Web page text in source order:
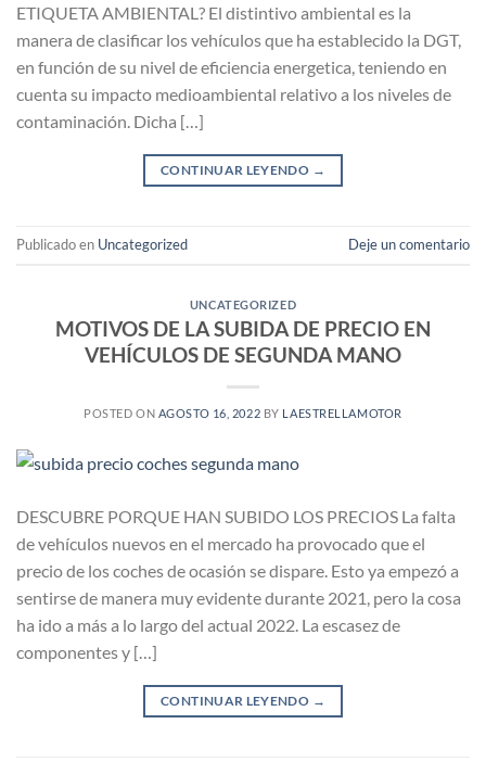
ETIQUETA AMBIENTAL? El distintivo ambiental es la
manera de clasificar los vehículos que ha establecido la DGT,
en función de su nivel de eficiencia energetica, teniendo en
cuenta su impacto medioambiental relativo a los niveles de
contaminación. Dicha […]
CONTINUAR LEYENDO →
Publicado en Uncategorized Deje un comentario
UNCATEGORIZED
MOTIVOS DE LA SUBIDA DE PRECIO EN
VEHÍCULOS DE SEGUNDA MANO
POSTED ON AGOSTO 16, 2022 BY LAESTRELLAMOTOR
DESCUBRE PORQUE HAN SUBIDO LOS PRECIOS La falta
de vehículos nuevos en el mercado ha provocado que el
precio de los coches de ocasión se dispare. Esto ya empezó a
sentirse de manera muy evidente durante 2021, pero la cosa
ha ido a más a lo largo del actual 2022. La escasez de
componentes y […]
CONTINUAR LEYENDO →